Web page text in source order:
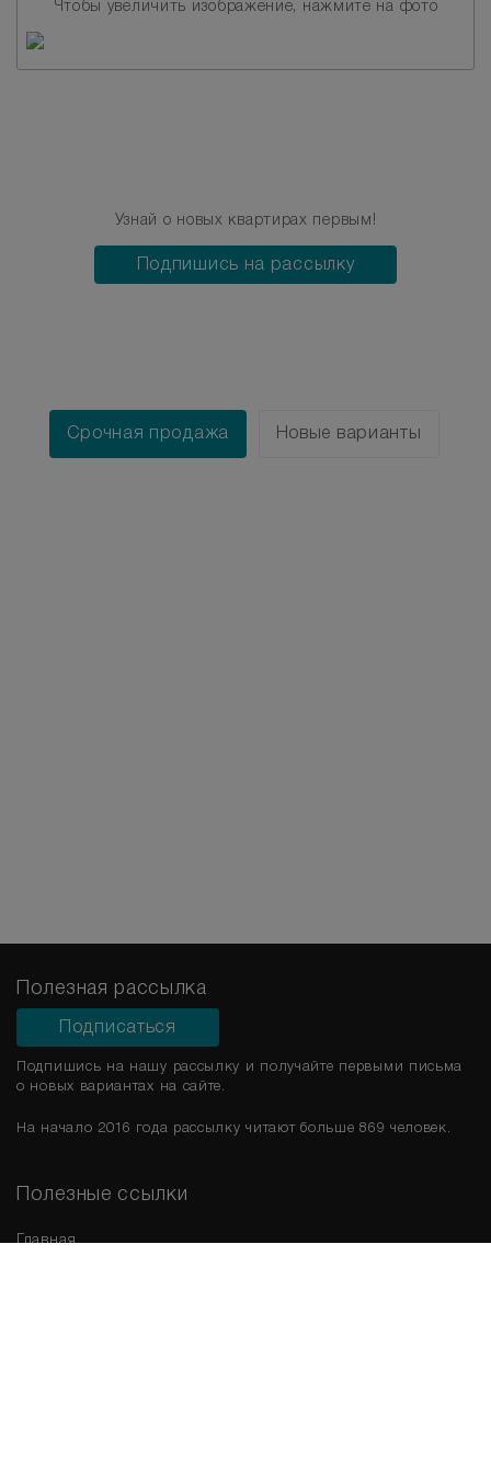
Чтобы увеличить изображение, нажмите на фото
Срочная продажа Новые варианты
Узнай о новых квартирах первым!
Подпишись на рассылку
Полезная рассылка
Подписаться
Подпишись на нашу рассылку и получайте первыми письма
о новых вариантах на сайте.
На начало 2016 года рассылку читают больше 869 человек.
Полезные ссылки
Главная